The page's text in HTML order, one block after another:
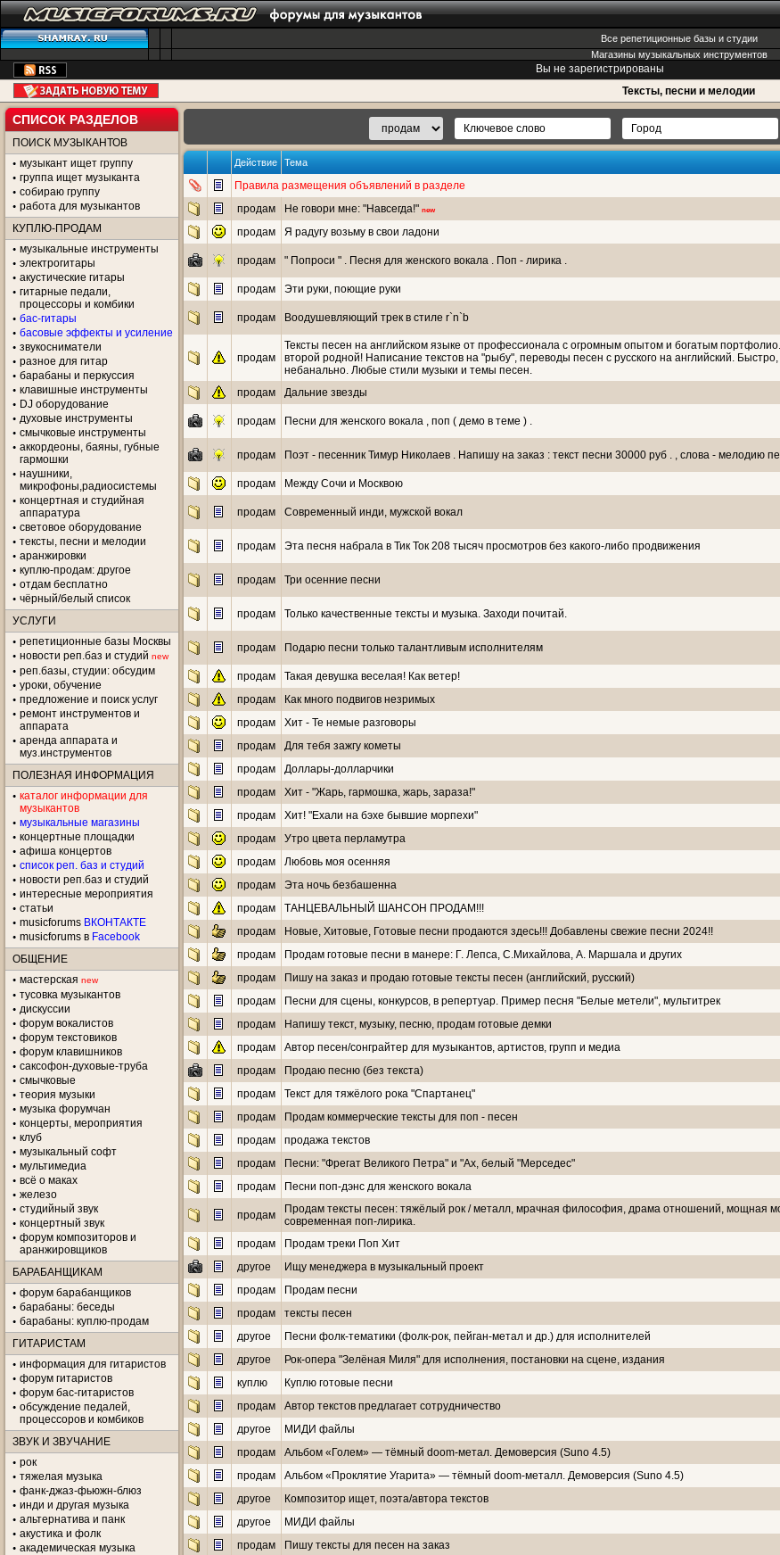
Все репетиционные базы и студии
Магазины музыкальных инструментов
Вы не зарегистрированы
Тексты, песни и мелодии
СПИСОК РАЗДЕЛОВ
ПОИСК МУЗЫКАНТОВ
музыкант ищет группу
группа ищет музыканта
собираю группу
работа для музыкантов
КУПЛЮ-ПРОДАМ
музыкальные инструменты
электрогитары
акустические гитары
гитарные педали,
процессоры и комбики
бас-гитары
басовые эффекты и усиление
звукосниматели
разное для гитар
барабаны и перкуссия
клавишные инструменты
DJ оборудование
духовые инструменты
смычковые инструменты
аккордеоны, баяны, губные
гармошки
наушники,
микрофоны,радиосистемы
концертная и студийная
аппаратура
световое оборудование
тексты, песни и мелодии
аранжировки
куплю-продам: другое
отдам бесплатно
чёрный/белый список
УСЛУГИ
репетиционные базы Москвы
новости реп.баз и студий new
реп.базы, студии: обсудим
уроки, обучение
предложение и поиск услуг
ремонт инструментов и
аппарата
аренда аппарата и
муз.инструментов
ПОЛЕЗНАЯ ИНФОРМАЦИЯ
каталог информации для
музыкантов
музыкальные магазины
концертные площадки
aфиша концертов
список реп. баз и студий
новости реп.баз и студий
интересные мероприятия
статьи
musicforums ВКОНТАКТЕ
musicforums в Facebook
ОБЩЕНИЕ
мастерская new
тусовка музыкантов
дискуссии
форум вокалистов
форум текстовиков
форум клавишников
саксофон-духовые-труба
смычковые
теория музыки
музыка форумчан
концерты, мероприятия
клуб
музыкальный софт
мультимедиа
всё о маках
железо
студийный звук
концертный звук
форум композиторов и
аранжировщиков
БАРАБАНЩИКАМ
форум барабанщиков
барабаны: беседы
барабаны: куплю-продам
ГИТАРИСТАМ
информация для гитаристов
форум гитаристов
форум бас-гитаристов
обсуждение педалей,
процессоров и комбиков
ЗВУК И ЗВУЧАНИЕ
рок
тяжелая музыка
фанк-джаз-фьюжн-блюз
инди и другая музыка
альтернатива и панк
акустика и фолк
академическая музыка
Действие Тема
Правила размещения объявлений в разделе
продам
Не говори мне: "Навсегда!" new
продам
Я радугу возьму в свои ладони
продам " Попроси " . Песня для женского вокала . Поп - лирика .
продам Эти руки, поющие руки
продам Воодушевляющий трек в стиле r`n`b
продам
Тексты песен на английском языке от профессионала с огромным опытом и богатым
второй родной! Написание текстов на "рыбу", переводы песен с русского на английский. Быстро,
небанально. Любые стили музыки и темы песен.
продам Дальние звезды
продам Песни для женского вокала , поп ( демо в теме ) .
продам Поэт - песенник Тимур Николаев . Напишу на заказ : текст песни 30000 руб . , слова - мелодию
продам Между Сочи и Москвою
продам Современный инди, мужской вокал
продам Эта песня набрала в Тик Ток 208 тысяч просмотров без какого-либо продвижения
продам Три осенние песни
продам Только качественные тексты и музыка. Заходи почитай.
продам Подарю песни только талантливым исполнителям
продам Такая девушка веселая! Как ветер!
продам
Как много подвигов незримых
продам
Хит - Те немые разговоры
продам
Для тебя зажгу кометы
продам
Доллары-долларчики
продам
Хит - "Жарь, гармошка, жарь, зараза!"
продам
Хит! "Ехали на бэхе бывшие морпехи"
продам
Утро цвета перламутра
продам
Любовь моя осенняя
продам
Эта ночь безбашенна
продам
ТАНЦЕВАЛЬНЫЙ ШАНСОН ПРОДАМ!!!
продам
Новые, Хитовые, Готовые песни продаются здесь!!! Добавлены свежие песни 2024!!
продам
Продам готовые песни в манере: Г. Лепса, С.Михайлова, А. Маршала и других
продам
Пишу на заказ и продаю готовые тексты песен (английский, русский)
продам
Песни для сцены, конкурсов, в репертуар. Пример песня "Белые метели", мультитрек
продам
Напишу текст, музыку, песню, продам готовые демки
продам
Автор песен/сонграйтер для музыкантов, артистов, групп и медиа
продам
Продаю песню (без текста)
продам
Текст для тяжёлого рока "Спартанец"
продам
Продам коммерческие тексты для поп - песен
продам
продажа текстов
продам
Песни: "Фрегат Великого Петра" и "Ах, белый "Мерседес"
продам
Песни поп-дэнс для женского вокала
продам
Продам тексты песен: тяжёлый рок / металл, мрачная философия, драма отношений, мощная
современная поп‑лирика.
продам Продам треки Поп Хит
другое
Ищу менеджера в музыкальный проект
продам
Продам песни
продам
тексты песен
другое
Песни фолк-тематики (фолк-рок, пейган-метал и др.) для исполнителей
другое
Рок-опера "Зелёная Миля" для исполнения, постановки на сцене, издания
куплю
Куплю готовые песни
продам
Автор текстов предлагает сотрудничество
другое
МИДИ файлы
продам
Альбом «Голем» — тёмный doom-метал. Демоверсия (Suno 4.5)
продам
Альбом «Проклятие Угарита» — тёмный doom-металл. Демоверсия (Suno 4.5)
другое
Композитор ищет, поэта/автора текстов
другое
МИДИ файлы
продам
Пишу тексты для песен на заказ